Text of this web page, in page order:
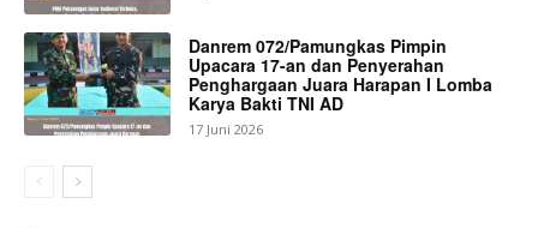
Danrem 072/Pamungkas Pimpin
Upacara 17-an dan Penyerahan
Penghargaan Juara Harapan I Lomba
Karya Bakti TNI AD
17 Juni 2026